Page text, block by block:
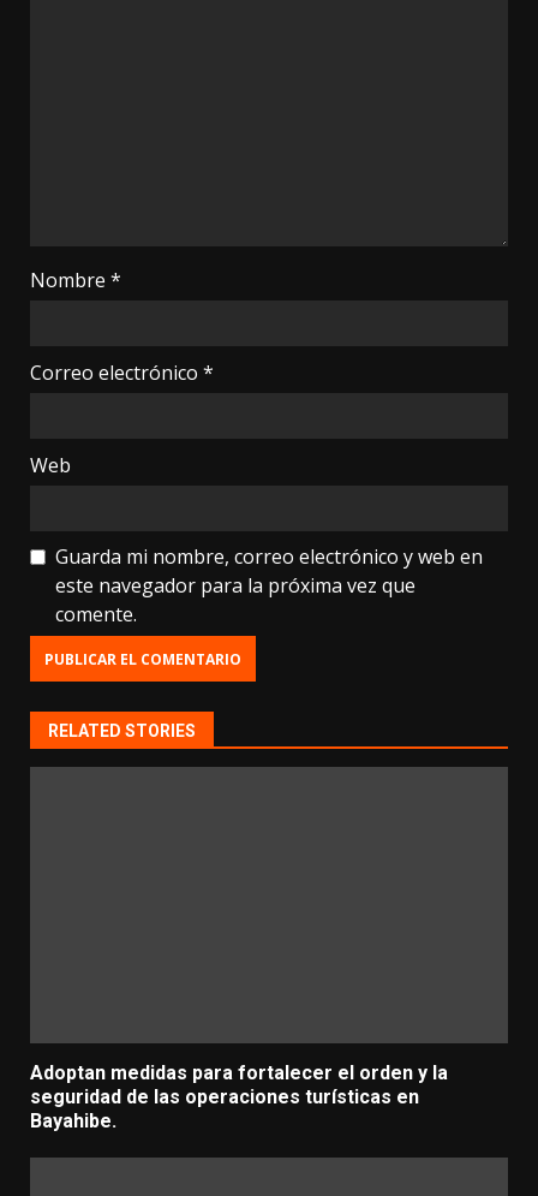
Nombre *
Correo electrónico *
Web
Guarda mi nombre, correo electrónico y web en
este navegador para la próxima vez que
comente.
RELATED STORIES
Adoptan medidas para fortalecer el orden y la
seguridad de las operaciones turísticas en
Bayahibe.